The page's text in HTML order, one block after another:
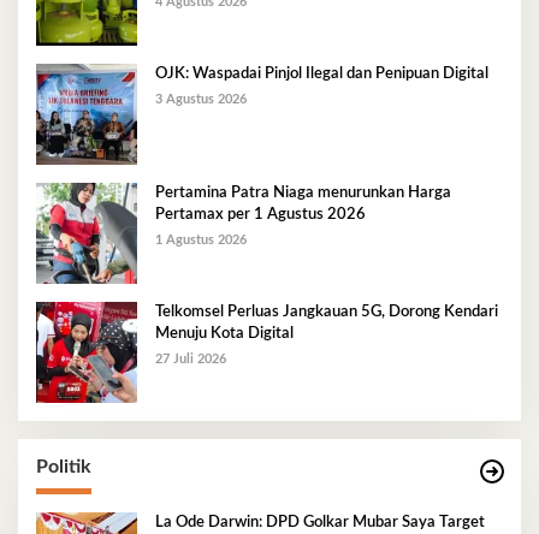
OJK: Waspadai Pinjol Ilegal dan Penipuan Digital
3 Agustus 2026
Pertamina Patra Niaga menurunkan Harga
Pertamax per 1 Agustus 2026
1 Agustus 2026
Telkomsel Perluas Jangkauan 5G, Dorong Kendari
Menuju Kota Digital
27 Juli 2026
Politik
La Ode Darwin: DPD Golkar Mubar Saya Target